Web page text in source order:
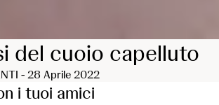
del cuoio capelluto
- 28 Aprile 2022
i tuoi amici